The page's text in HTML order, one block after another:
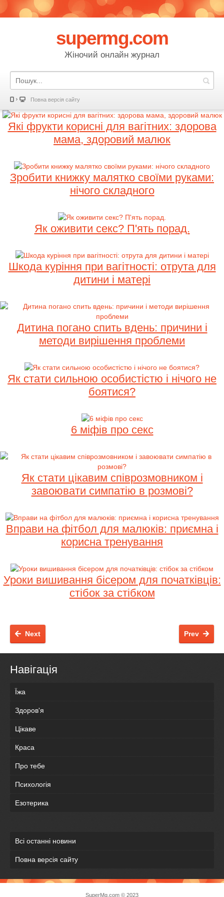
supermg.com
Жіночий онлайн журнал
Повна версія сайту
Які фрукти корисні для вагітних: здорова
мама, здоровий малюк
Зробити книжку малятко своїми руками:
нічого складного
Як оживити секс? П'ять порад.
Шкода куріння при вагітності: отрута для
дитини і матері
Дитина погано спить вдень: причини і
методи вирішення проблеми
Як стати сильною особистістю і нічого не
боятися?
6 міфів про секс
Як стати цікавим співрозмовником і
завоювати симпатію в розмові?
Вправи на фітбол для малюків: приємна і
корисна тренування
Уроки вишивання бісером для початківців:
стібок за стібком
Prev
Next
Навігація
Їжа
Здоров'я
Цікаве
Краса
Про тебе
Психологія
Езотерика
Всі останні новини
Повна версія сайту
SuperMg.com © 2023